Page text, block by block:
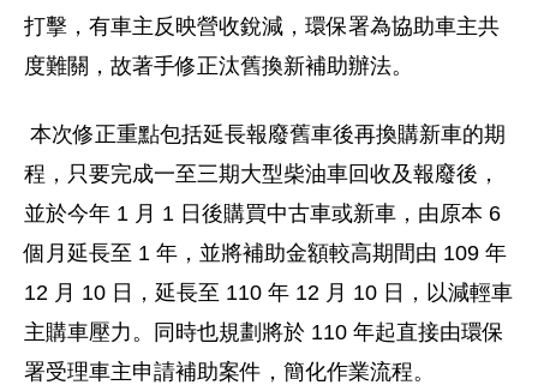
打擊，有車主反映營收銳減，環保署為協助車主共
度難關，故著手修正汰舊換新補助辦法。
本次修正重點包括延長報廢舊車後再換購新車的期
程，只要完成一至三期大型柴油車回收及報廢後，
並於今年 1 月 1 日後購買中古車或新車，由原本 6
個月延長至 1 年，並將補助金額較高期間由 109 年
12 月 10 日，延長至 110 年 12 月 10 日，以減輕車
主購車壓力。同時也規劃將於 110 年起直接由環保
署受理車主申請補助案件，簡化作業流程。